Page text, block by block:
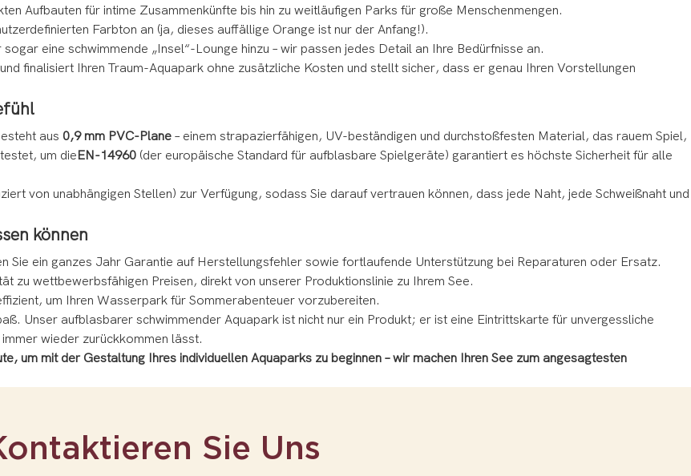
Aufbauten für intime Zusammenkünfte bis hin zu weitläufigen Parks für große Menschenmengen.
Farbton an (ja, dieses auffällige Orange ist nur der Anfang!).
eine schwimmende „Insel“-Lounge hinzu – wir passen jedes Detail an Ihre Bedürfnisse an.
finalisiert Ihren Traum-Aquapark ohne zusätzliche Kosten und stellt sicher, dass er genau Ihren Vorstellungen
aus 0,9 mm PVC-Plane – einem strapazierfähigen, UV-beständigen und durchstoßfesten Material, das rauem Spiel,
um dieEN-14960 (der europäische Standard für aufblasbare Spielgeräte) garantiert es höchste Sicherheit für alle
von unabhängigen Stellen) zur Verfügung, sodass Sie darauf vertrauen können, dass jede Naht, jede Schweißnaht und
können
Sie ein ganzes Jahr Garantie auf Herstellungsfehler sowie fortlaufende Unterstützung bei Reparaturen oder Ersatz.
zu wettbewerbsfähigen Preisen, direkt von unserer Produktionslinie zu Ihrem See.
um Ihren Wasserpark für Sommerabenteuer vorzubereiten.
Unser aufblasbarer schwimmender Aquapark ist nicht nur ein Produkt; er ist eine Eintrittskarte für unvergessliche
wieder zurückkommen lässt.
um mit der Gestaltung Ihres individuellen Aquaparks zu beginnen – wir machen Ihren See zum angesagtesten
Sie Uns